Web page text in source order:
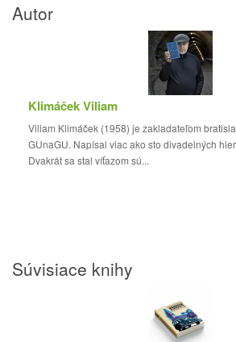
Autor
Klimáček Viliam
Viliam Klimáček (1958) je zakladateľom
GUnaGU. Napísal viac ako sto divadelných
Dvakrát sa stal víťazom sú...
Súvisiace knihy